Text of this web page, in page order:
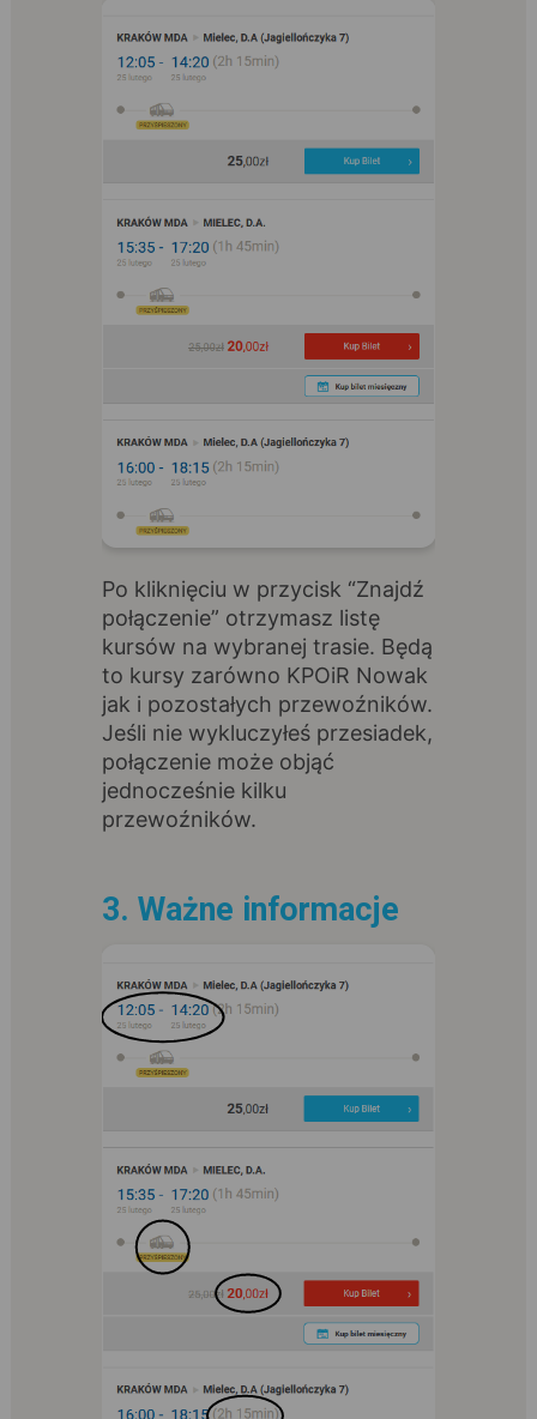
Po kliknięciu w przycisk “Znajdź
połączenie” otrzymasz listę
kursów na wybranej trasie. Będą
to kursy zarówno KPOiR Nowak
jak i pozostałych przewoźników.
Jeśli nie wykluczyłeś przesiadek,
połączenie może objąć
jednocześnie kilku
przewoźników.
3. Ważne informacje